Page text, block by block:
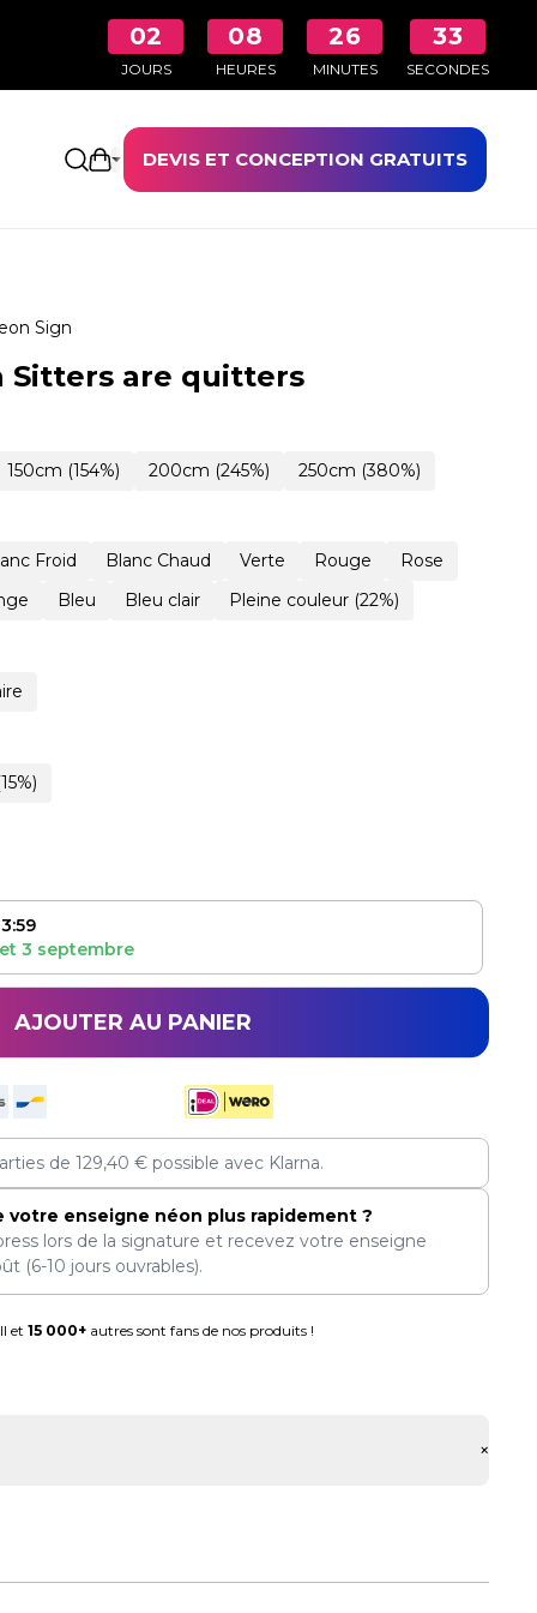
02
JOURS
08
HEURES
26
MINUTES
32
SECONDES
Ouvrir le panier
DEVIS ET CONCEPTION GRATUITS
Sign
Sitters are quitters
150cm (154%) 200cm (245%) 250cm (380%)
Froid Blanc Chaud Verte Rouge
Rose
Bleu Bleu clair Pleine couleur (22%)
3 septembre
AJOUTER AU PANIER
de129,40€ possible avec Klarna.
votre enseigne néon plus rapidement ?
lors de la signature et recevez votre enseigne
(6-10 jours ouvrables).
et 15 000+autres sont fans de nos produits !
+